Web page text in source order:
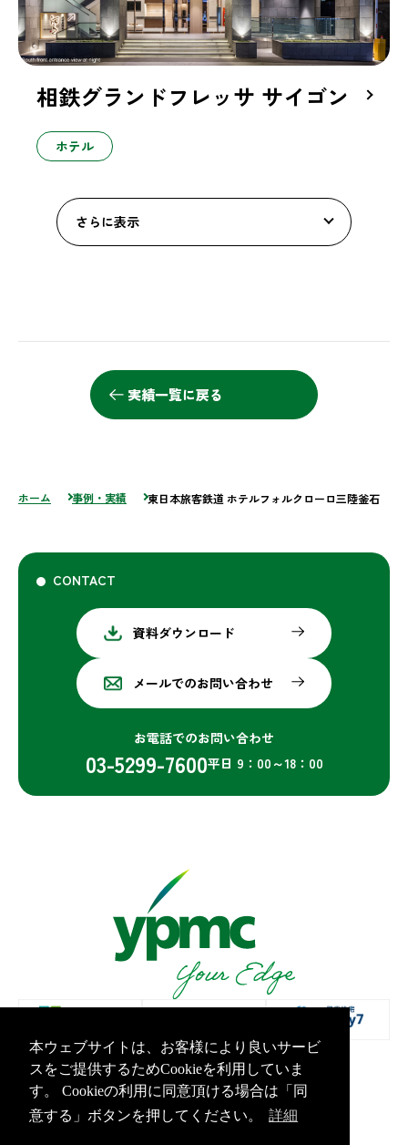
相鉄グランドフレッサ サイゴン
ホテル
さらに表示
実績一覧に戻る
ホーム 事例・実績 東日本旅客鉄道 ホテルフォルクローロ三陸釜石
CONTACT
資料ダウンロード
メールでのお問い合わせ
お電話でのお問い合わせ
03-5299-7600平日 9：00～18：00
プライバシーポリシー 情報セキュリティ基本方針
Copyright Yamashita PMC Inc.All Rights Reserved.
本ウェブサイトは、お客様により良いサービ
スをご提供するためCookieを利用していま
す。 Cookieの利用に同意頂ける場合は「同
意する」ボタンを押してください。
詳細